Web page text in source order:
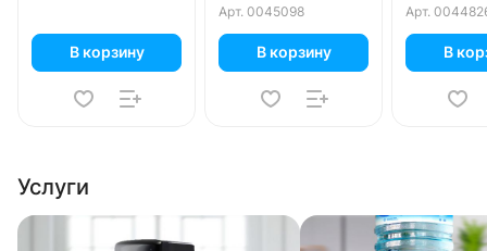
В корзину
Арт. 0045098
В корзину
Арт.
В
Услуги